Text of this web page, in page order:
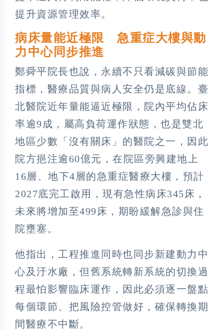
提升資源管理效率。
病床量能近極限 急重症大樓與動
力中心同步推進
鄭舜平院長也說，永續不只看減碳與節能
指標，醫療品質與病人安全仍是底線。臺
北醫院近年量能逼近極限，院內平均佔床
率逾9成，屬高負荷運作狀態，也是雙北
地區少數「沒有關床」的醫院之一，因此
院方挹注逾60億元，在院區旁興建地上
16層、地下4層的急重症醫療大樓，預計
2027底完工啟用，現有急性病床345床，
未來將增加至499床，期盼緩解急診與住
院壅塞。
他指出，工程推進同時也同步新建動力中
心及汙水廠，但舊系統轉新系統的切換過
程最怕影響臨床運作，因此必須逐一盤點
每個環節、把風險控管做好，確保轉換期
間醫療不中斷。